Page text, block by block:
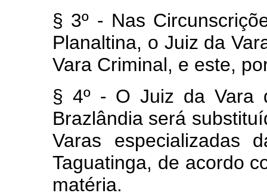
§ 3º - Nas
Planaltina, o Juiz da
Vara Criminal, e este,
§ 4º - O Juiz da Vara
Brazlândia será
Varas especializadas
Taguatinga, de acordo
matéria.